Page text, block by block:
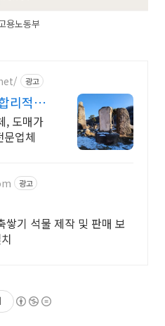
용노동부
광고
리적인
, 도매가
업체
광고
기 석물 제작 및 판매 보